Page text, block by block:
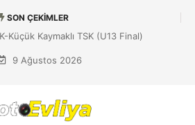
SON ÇEKIMLER
Küçük Kaymaklı TSK (U13 Final)
9 Ağustos 2026